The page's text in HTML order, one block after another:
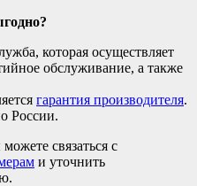
которая осуществляет
обслуживание, а также
гарантия производителя.
России.
связаться с
и уточнить